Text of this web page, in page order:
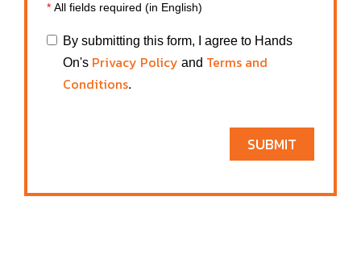
* All fields required (in English)
By submitting this form, I agree to Hands
On's Privacy Policy and Terms and
Conditions.
SUBMIT